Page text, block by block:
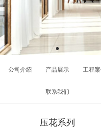
公司介绍 产品展示 工程案
联系我们
压花系列